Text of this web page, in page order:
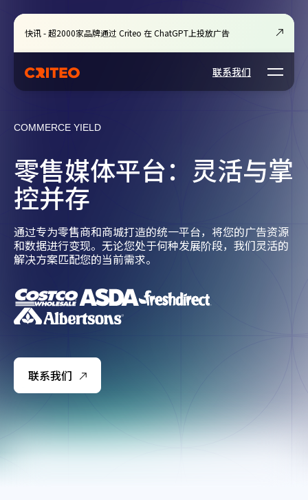
快讯 - 超2000家品牌通过 Criteo 在 ChatGPT上投放广告
联系我们 Open
COMMERCE YIELD
零售媒体平台：灵活与掌
控并存
通过专为零售商和商城打造的统一平台，将您的广告资源
和数据进行变现。无论您处于何种发展阶段，我们灵活的
解决方案匹配您的当前需求。
联系我们